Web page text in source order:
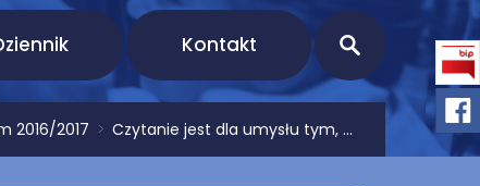
Kontakt
2016/2017 > Czytanie jest dla umysłu tym, ...